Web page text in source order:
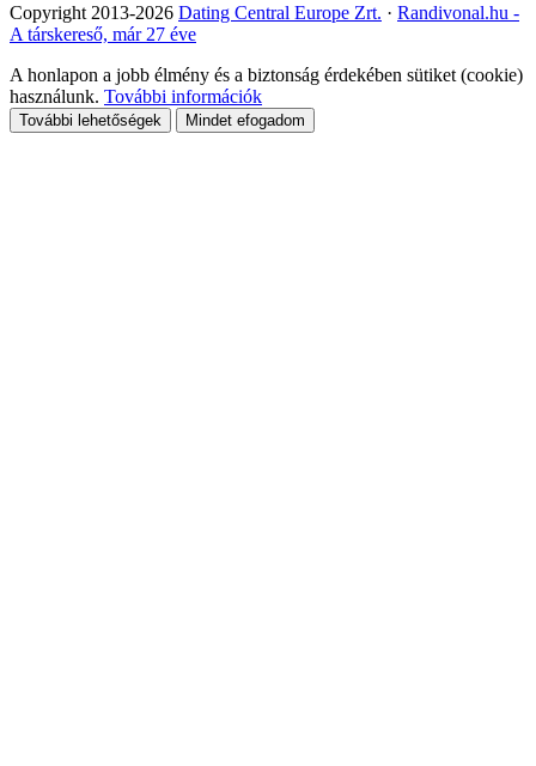
Copyright 2013-2026 Dating Central Europe Zrt. · Randivonal.hu -
A társkereső, már 27 éve
A honlapon a jobb élmény és a biztonság érdekében sütiket (cookie)
használunk. További információk
További lehetőségek Mindet efogadom